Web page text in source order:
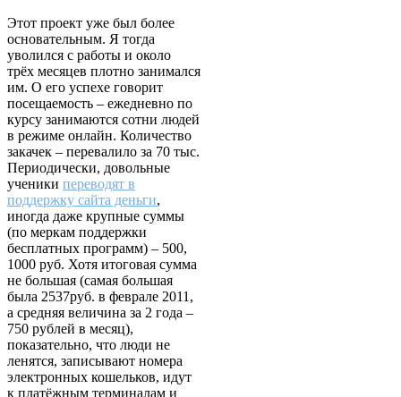
Этот проект уже был более
основательным. Я тогда
уволился с работы и около
трёх месяцев плотно занимался
им. О его успехе говорит
посещаемость – ежедневно по
курсу занимаются сотни людей
в режиме онлайн. Количество
закачек – перевалило за 70 тыс.
Периодически, довольные
ученики переводят в
поддержку сайта деньги,
иногда даже крупные суммы
(по меркам поддержки
бесплатных программ) – 500,
1000 руб. Хотя итоговая сумма
не большая (самая большая
была 2537руб. в феврале 2011,
а средняя величина за 2 года –
750 рублей в месяц),
показательно, что люди не
ленятся, записывают номера
электронных кошельков, идут
к платёжным терминалам и